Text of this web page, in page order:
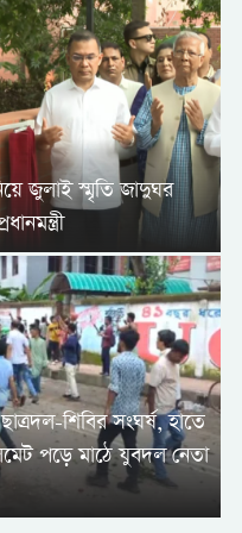
জুলাই স্মৃতি জাদুঘর
শিবির সংঘর্ষ, হাতে
পড়ে মাঠে যুবদল নেতা